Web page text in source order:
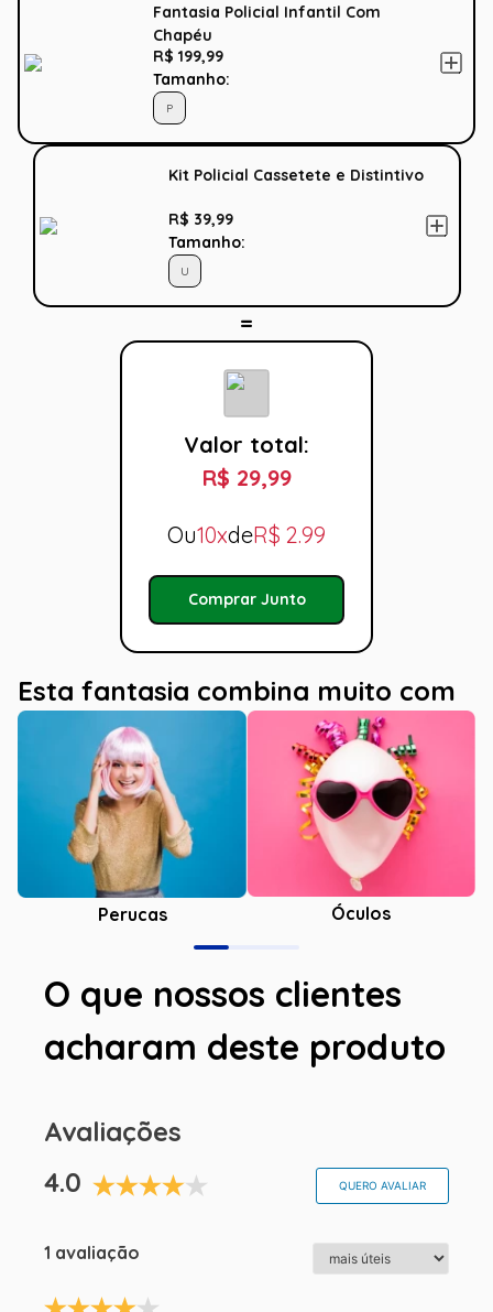
Fantasia Policial Infantil Com
Chapéu
R$ 199,99
Tamanho:
P
Kit Policial Cassetete e Distintivo
R$ 39,99
Tamanho:
U
Valor total:
R$ 29,99
Ou10xdeR$ 2.99
Comprar Junto
Esta fantasia combina muito com
Perucas Óculos
O que nossos clientes
acharam deste produto
Avaliações
4.0
QUERO AVALIAR
1 avaliação